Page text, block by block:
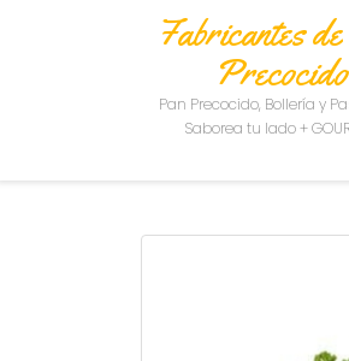
Fabricantes
Precocido
Pan Precocido, Bollería y
Saborea tu lado +